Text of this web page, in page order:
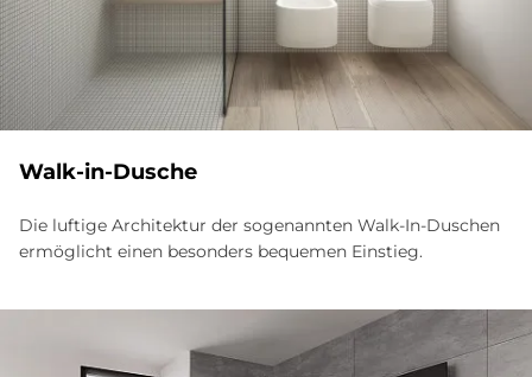
Walk-in-Du­sche
Die luftige Architektur der sogenannten Walk-In-Duschen
ermöglicht einen besonders bequemen Einstieg.